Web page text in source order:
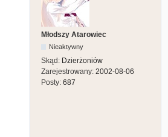
Młodszy Atarowiec
Nieaktywny
Skąd: Dzierżoniów
Zarejestrowany: 2002-08-06
Posty: 687